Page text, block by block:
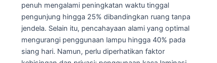
penuh mengalami peningkatan waktu tinggal
pengunjung hingga 25% dibandingkan ruang tanpa
jendela. Selain itu, pencahayaan alami yang optimal
mengurangi penggunaan lampu hingga 40% pada
siang hari. Namun, perlu diperhatikan faktor